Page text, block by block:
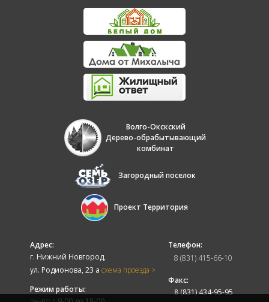
Волго-Окскский
Дерево-обрабытывающий
комбинат
Загородный поселок
Проект Территория
Адрес:
г. Нижний Новгород,
ул. Родионова, 23 а схема проезда >
Режим работы:
Телефон:
8 (831) 415-66-10
Факс:
8 (831) 434-95-95